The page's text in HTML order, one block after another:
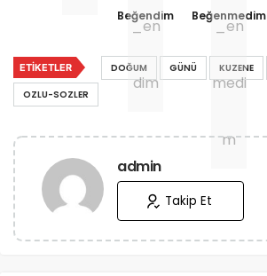
Beğendim Beğenmedim
ETIKETLER DOĞUM GÜNÜ KUZENE
OZLU-SOZLER
admin
Takip Et